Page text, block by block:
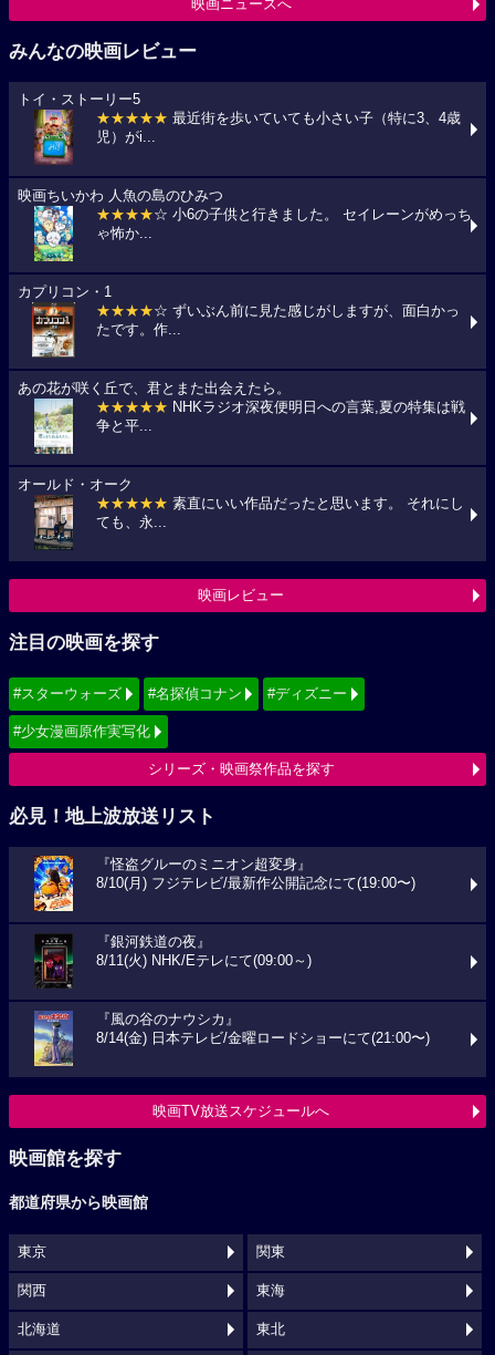
映画ニュースへ
みんなの映画レビュー
トイ・ストーリー5
★★★★★ 最近街を歩いていても小さい子（特に3、4歳
児）がi...
映画ちいかわ 人魚の島のひみつ
★★★★☆ 小6の子供と行きました。 セイレーンがめっち
ゃ怖か...
カプリコン・1
★★★★☆ ずいぶん前に見た感じがしますが、面白かっ
たです。作...
あの花が咲く丘で、君とまた出会えたら。
★★★★★ NHKラジオ深夜便明日への言葉,夏の特集は戦
争と平...
オールド・オーク
★★★★★ 素直にいい作品だったと思います。 それにし
ても、永...
映画レビュー
注目の映画を探す
#スターウォーズ #名探偵コナン #ディズニー
#少女漫画原作実写化
シリーズ・映画祭作品を探す
必見！地上波放送リスト
『怪盗グルーのミニオン超変身』
8/10(月) フジテレビ/最新作公開記念にて(19:00〜)
『銀河鉄道の夜』
8/11(火) NHK/Eテレにて(09:00～)
『風の谷のナウシカ』
8/14(金) 日本テレビ/金曜ロードショーにて(21:00〜)
映画TV放送スケジュールへ
映画館を探す
都道府県から映画館
東京 関東
関西 東海
北海道 東北